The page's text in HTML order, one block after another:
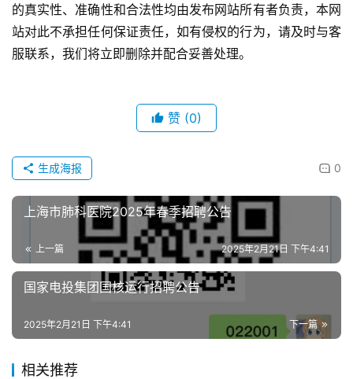
的真实性、准确性和合法性均由发布网站所有者负责，本网
站对此不承担任何保证责任，如有侵权的行为，请及时与客
服联系，我们将立即删除并配合妥善处理。
赞 (0)
0
生成海报
上海市肺科医院2025年春季招聘公告
上一篇 2025年2月21日 下午4:41
国家电投集团国核运行招聘公告
下一篇
2025年2月21日 下午4:41
相关推荐